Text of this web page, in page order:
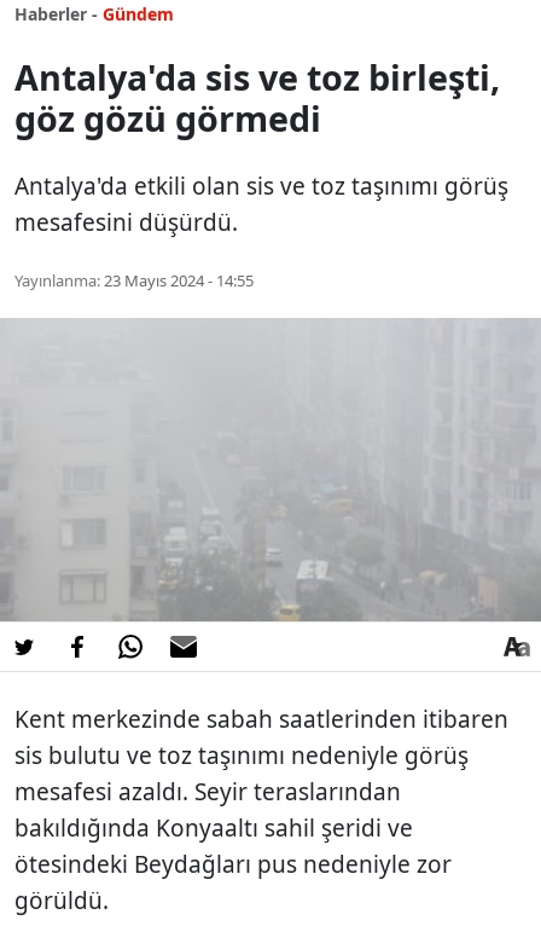
Haberler - Gündem
Antalya'da sis ve toz birleşti,
göz gözü görmedi
Antalya'da etkili olan sis ve toz taşınımı görüş
mesafesini düşürdü.
Yayınlanma:23 Mayıs 2024 - 14:55
Kent merkezinde sabah saatlerinden itibaren
sis bulutu ve toz taşınımı nedeniyle görüş
mesafesi azaldı. Seyir teraslarından
bakıldığında Konyaaltı sahil şeridi ve
ötesindeki Beydağları pus nedeniyle zor
görüldü.